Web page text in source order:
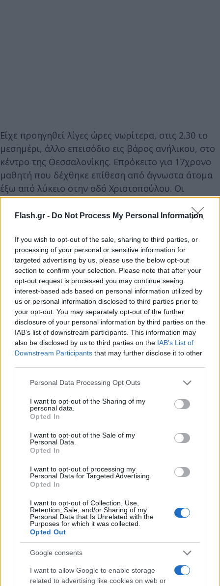
Flash.gr - Do Not Process My Personal Information
If you wish to opt-out of the sale, sharing to third parties, or
processing of your personal or sensitive information for
targeted advertising by us, please use the below opt-out
section to confirm your selection. Please note that after your
opt-out request is processed you may continue seeing
interest-based ads based on personal information utilized by
us or personal information disclosed to third parties prior to
your opt-out. You may separately opt-out of the further
disclosure of your personal information by third parties on the
IAB’s list of downstream participants. This information may
also be disclosed by us to third parties on the IAB’s List of
Downstream Participants that may further disclose it to other
Please note that this website/app uses one or more Google
not limited to your visit or usage behaviour. You may click to
grant or deny consent to Google and its third-party tags to
use your data for below specified purposes in below Google
consent section.
Personal Data Processing Opt Outs
I want to opt-out of the Sharing of my
personal data.
Opted In
I want to opt-out of the Sale of my
Personal Data.
Opted In
I want to opt-out of processing my
Personal Data for Targeted Advertising.
Opted In
I want to opt-out of Collection, Use,
Retention, Sale, and/or Sharing of my
Personal Data that Is Unrelated with the
Purposes for which it was collected.
Opted Out
Google consents
I want to allow Google to enable storage
related to advertising like cookies on web or
Είχε προηγηθεί λίγες ώρες νωρίτερα, στις 2.30 το
μεσημέρι, άλλο επεισόδιο εις βάρος ανήλικου, στο
κέντρο της Θεσσαλονίκης. Επρόκειτο για 17χρονο
μαθητή που δέχθηκε επίθεση από άγνωστα άτομα
έξω από λύκειο στην οδό Χριστοπούλου. Οι
δράστες τον χτύπησαν με κλωτσιές και μπουνιές
και χρειάστηκε να μεταφερθεί για προληπτικούς
Και τα δύο περιστατικά ερευνώνται από τα αρμόδια
αστυνομικά τμήματα.